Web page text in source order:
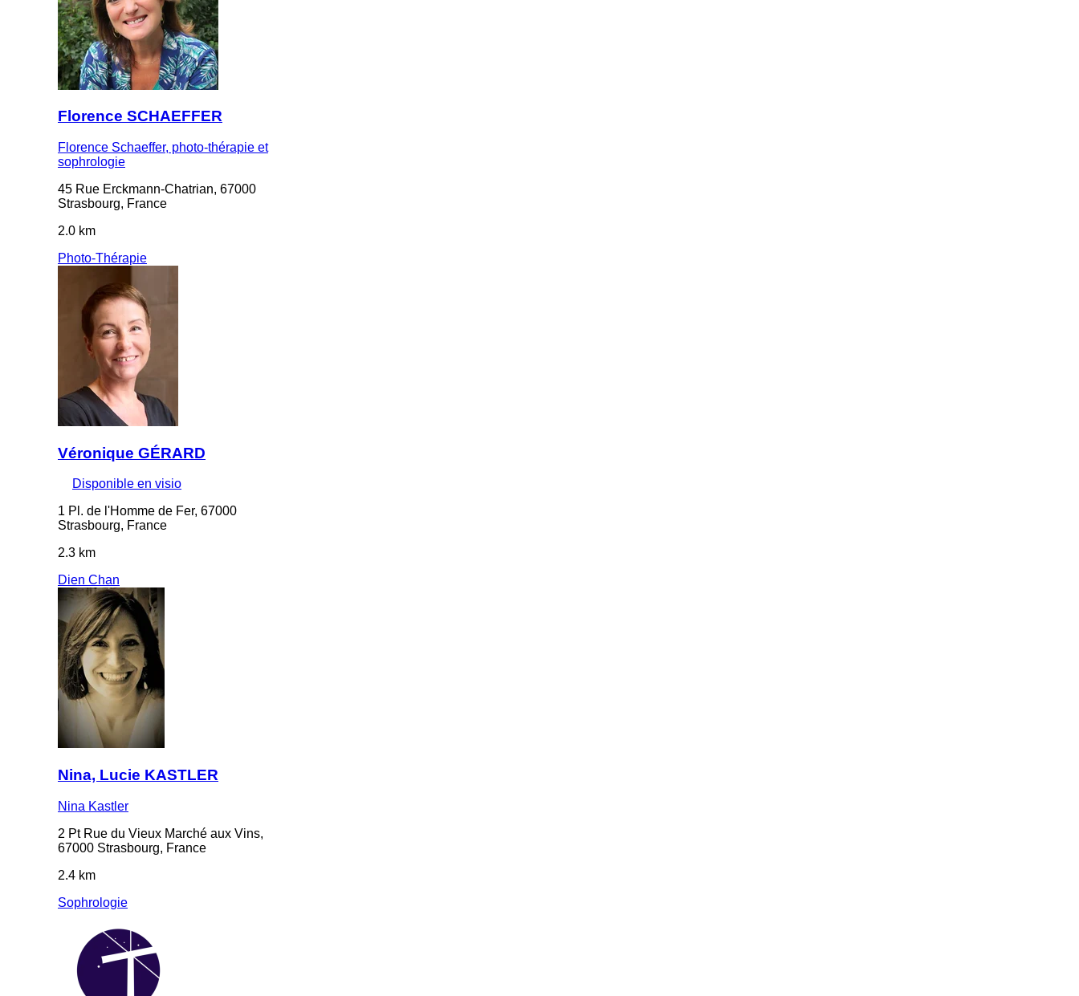
Florence SCHAEFFER
Florence Schaeffer, photo-thérapie et
sophrologie
45 Rue Erckmann-Chatrian, 67000
Strasbourg, France
2.0 km
Photo-Thérapie
Véronique GÉRARD
Disponible en visio
1 Pl. de l'Homme de Fer, 67000
Strasbourg, France
2.3 km
Dien Chan
Nina, Lucie KASTLER
Nina Kastler
2 Pt Rue du Vieux Marché aux Vins,
67000 Strasbourg, France
2.4 km
Sophrologie